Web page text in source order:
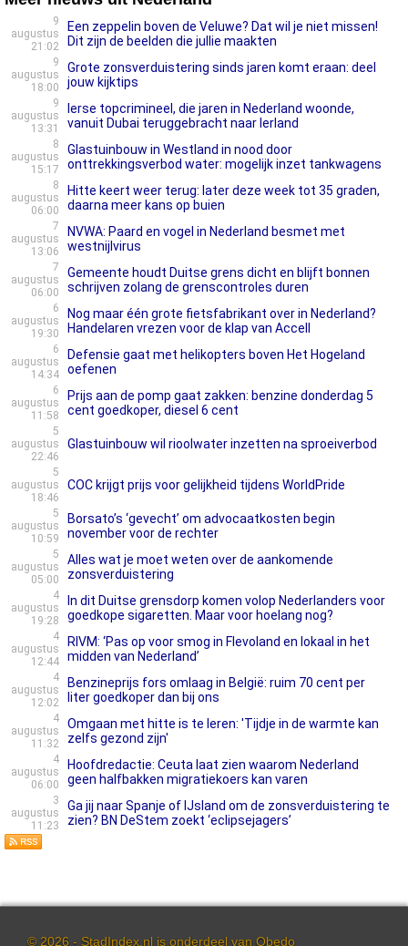
9
augustus
21:02
Een zeppelin boven de Veluwe? Dat wil je niet missen!
Dit zijn de beelden die jullie maakten
9
augustus
18:00
Grote zonsverduistering sinds jaren komt eraan: deel
jouw kijktips
9
augustus
13:31
Ierse topcrimineel, die jaren in Nederland woonde,
vanuit Dubai teruggebracht naar Ierland
8
augustus
15:17
Glastuinbouw in Westland in nood door
onttrekkingsverbod water: mogelijk inzet tankwagens
8
augustus
06:00
Hitte keert weer terug: later deze week tot 35 graden,
daarna meer kans op buien
7
augustus
13:06
NVWA: Paard en vogel in Nederland besmet met
westnijlvirus
7
augustus
06:00
Gemeente houdt Duitse grens dicht en blijft bonnen
schrijven zolang de grenscontroles duren
6
augustus
19:30
Nog maar één grote fietsfabrikant over in Nederland?
Handelaren vrezen voor de klap van Accell
6
augustus
14:34
Defensie gaat met helikopters boven Het Hogeland
oefenen
6
augustus
11:58
Prijs aan de pomp gaat zakken: benzine donderdag 5
cent goedkoper, diesel 6 cent
5
augustus
22:46
Glastuinbouw wil rioolwater inzetten na sproeiverbod
5
augustus
18:46
COC krijgt prijs voor gelijkheid tijdens WorldPride
5
augustus
10:59
Borsato’s ‘gevecht’ om advocaatkosten begin
november voor de rechter
5
augustus
05:00
Alles wat je moet weten over de aankomende
zonsverduistering
4
augustus
19:28
In dit Duitse grensdorp komen volop Nederlanders voor
goedkope sigaretten. Maar voor hoelang nog?
4
augustus
12:44
RIVM: ‘Pas op voor smog in Flevoland en lokaal in het
midden van Nederland’
4
augustus
12:02
Benzineprijs fors omlaag in België: ruim 70 cent per
liter goedkoper dan bij ons
4
augustus
11:32
Omgaan met hitte is te leren: 'Tijdje in de warmte kan
zelfs gezond zijn'
4
augustus
06:00
Hoofdredactie: Ceuta laat zien waarom Nederland
geen halfbakken migratiekoers kan varen
3
augustus
11:23
Ga jij naar Spanje of IJsland om de zonsverduistering te
zien? BN DeStem zoekt ‘eclipsejagers’
© 2026 - StadIndex.nl is onderdeel van Obedo